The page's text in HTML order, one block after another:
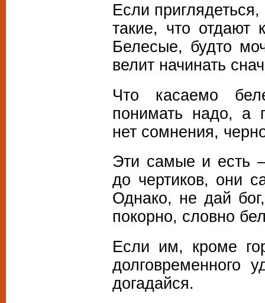
Если
такие, что отдают
Белесые, будто
велит начинать
Что касаемо
понимать надо, а
нет сомнения,
Эти самые и есть
до чертиков, они
Однако, не дай
покорно, словно
Если им, кроме
долговременного
догадайся.